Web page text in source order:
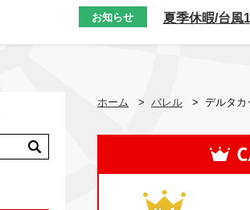
お知らせ 夏季休暇/台風
ホーム > バレル > デルタカ